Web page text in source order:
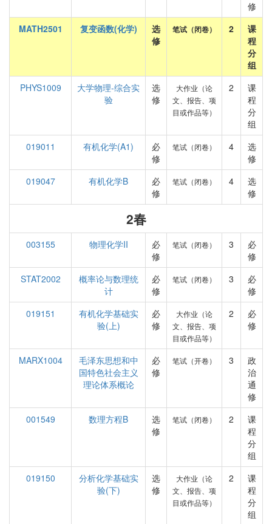
修
MATH2501
复变函数(化学)
选
修
笔试（闭卷） 2
课
程
分
组
PHYS1009
大学物理-综合实
验
选
修
大作业（论
文、报告、项
目或作品等）
2
课
程
分
组
019011
有机化学(A1)
必
修
笔试（闭卷） 4
选
修
019047
有机化学B
必
修
笔试（闭卷） 4
选
修
2春
003155 物理化学II
必
修
笔试（闭卷） 3
必
修
STAT2002
概率论与数理统
计
必
修
笔试（闭卷） 3
必
修
019151
有机化学基础实
验(上)
必
修
大作业（论
文、报告、项
目或作品等）
2
必
修
MARX1004
毛泽东思想和中
国特色社会主义
理论体系概论
必
修
笔试（开卷） 3
政
治
通
修
001549
数理方程B
选
修
笔试（闭卷） 2
课
程
分
组
019150
分析化学基础实
验(下)
选
修
大作业（论
文、报告、项
目或作品等）
2
课
程
分
组